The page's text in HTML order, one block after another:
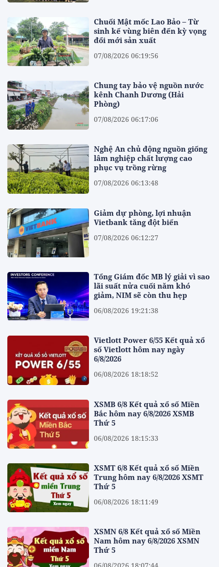
Chuối Mật mốc Lao Bảo – Từ
sinh kế vùng biên đến kỳ vọng
đổi mới sản xuất
07/08/2026 06:19:56
Chung tay bảo vệ nguồn nước
kênh Chanh Dương (Hải
Phòng)
07/08/2026 06:17:06
Nghệ An chủ động nguồn giống
lâm nghiệp chất lượng cao
phục vụ trồng rừng
07/08/2026 06:13:48
Giảm dự phòng, lợi nhuận
Vietbank tăng đột biến
07/08/2026 06:12:27
Tổng Giám đốc MB lý giải vì sao
lãi suất nửa cuối năm khó
giảm, NIM sẽ còn thu hẹp
06/08/2026 19:21:38
Vietlott Power 6/55 Kết quả xổ
số Vietlott hôm nay ngày
6/8/2026
06/08/2026 18:18:52
XSMB 6/8 Kết quả xổ số Miền
Bắc hôm nay 6/8/2026 XSMB
Thứ 5
06/08/2026 18:15:33
XSMT 6/8 Kết quả xổ số Miền
Trung hôm nay 6/8/2026 XSMT
Thứ 5
06/08/2026 18:11:49
XSMN 6/8 Kết quả xổ số Miền
Nam hôm nay 6/8/2026 XSMN
Thứ 5